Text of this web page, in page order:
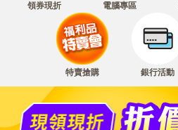
領券現折 電腦專區
特賣搶購 銀行活動